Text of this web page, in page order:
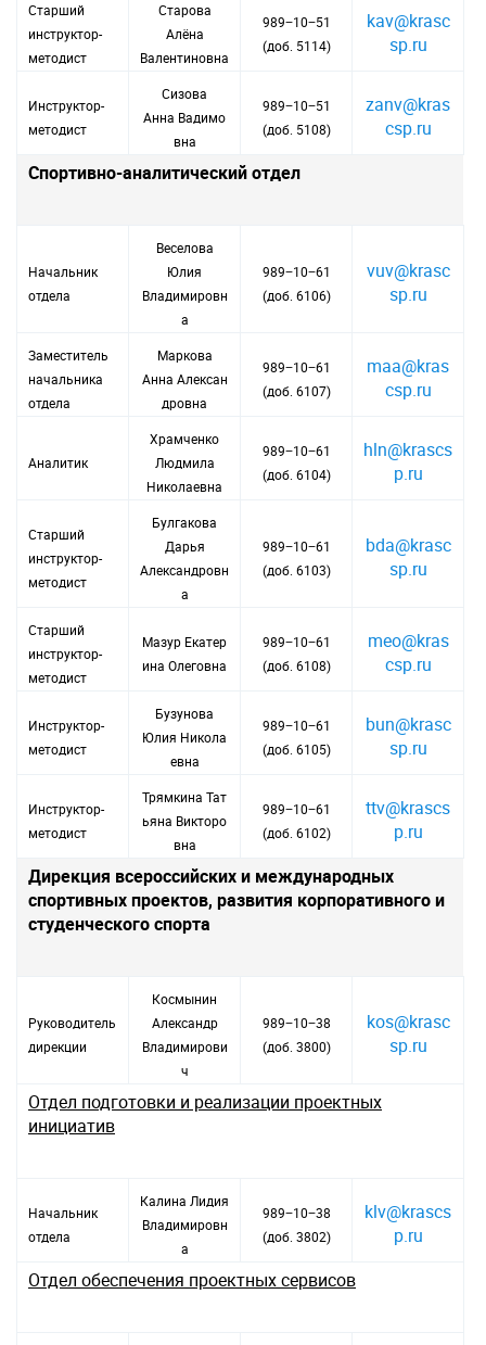
Старший
инструктор-
методист
Старова
Алёна
Валентиновна
989−10−51
(доб. 5114)
kav@krasc
sp.ru
Инструктор-
методист
Сизова
Анна Вадимо
вна
989−10−51
(доб. 5108)
zanv@kras
csp.ru
Спортивно-аналитический отдел
Начальник
отдела
Веселова
Юлия
Владимировн
а
989−10−61
(доб. 6106)
vuv@krasc
sp.ru
Заместитель
начальника
отдела
Маркова
Анна Алексан
дровна
989−10−61
(доб. 6107)
maa@kras
csp.ru
Аналитик
Храмченко
Людмила
Николаевна
989−10−61
(доб. 6104)
hln@krascs
p.ru
Старший
инструктор-
методист
Булгакова
Дарья
Александровн
а
989−10−61
(доб. 6103)
bda@krasc
sp.ru
Старший
инструктор-
методист
Мазур Екатер
ина Олеговна
989−10−61
(доб. 6108)
meo@kras
csp.ru
Инструктор-
методист
Бузунова
Юлия Никола
евна
989−10−61
(доб. 6105)
bun@krasc
sp.ru
Инструктор-
методист
Трямкина Тат
ьяна Викторо
вна
989−10−61
(доб. 6102)
ttv@krascs
p.ru
Дирекция всероссийских и международных
спортивных проектов, развития корпоративного и
студенческого спорта
Руководитель
дирекции
Космынин
Александр
Владимирови
ч
989−10−38
(доб. 3800)
kos@krasc
sp.ru
Отдел подготовки и реализации проектных
инициатив
Начальник
отдела
Калина Лидия
Владимировн
а
989−10−38
(доб. 3802)
klv@krascs
p.ru
Отдел обеспечения проектных сервисов